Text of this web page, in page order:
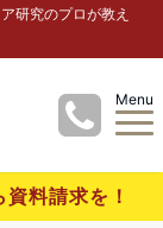
研究のプロが教え
Menu
料請求を！